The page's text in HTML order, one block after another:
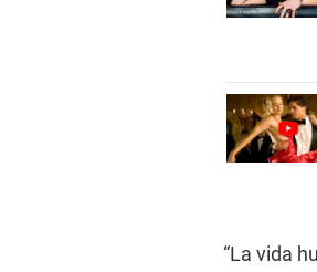
“La vida